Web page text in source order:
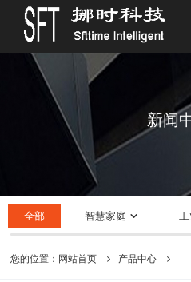
新闻
全部 智慧家庭
您的位置： 网站首页 产品中心